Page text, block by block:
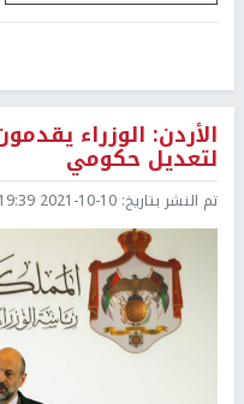
الأردن: الوزراء
لتعديل حكومي
تم النشر بتاريخ: 2021-10-10 19:39